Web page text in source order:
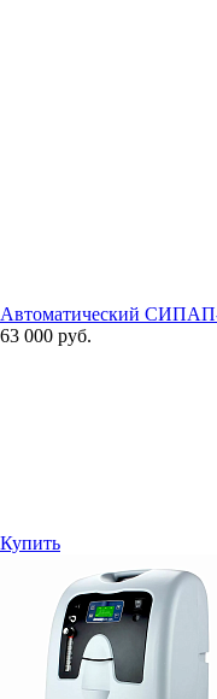
Автоматический СИПАП-
63 000 руб.
Купить